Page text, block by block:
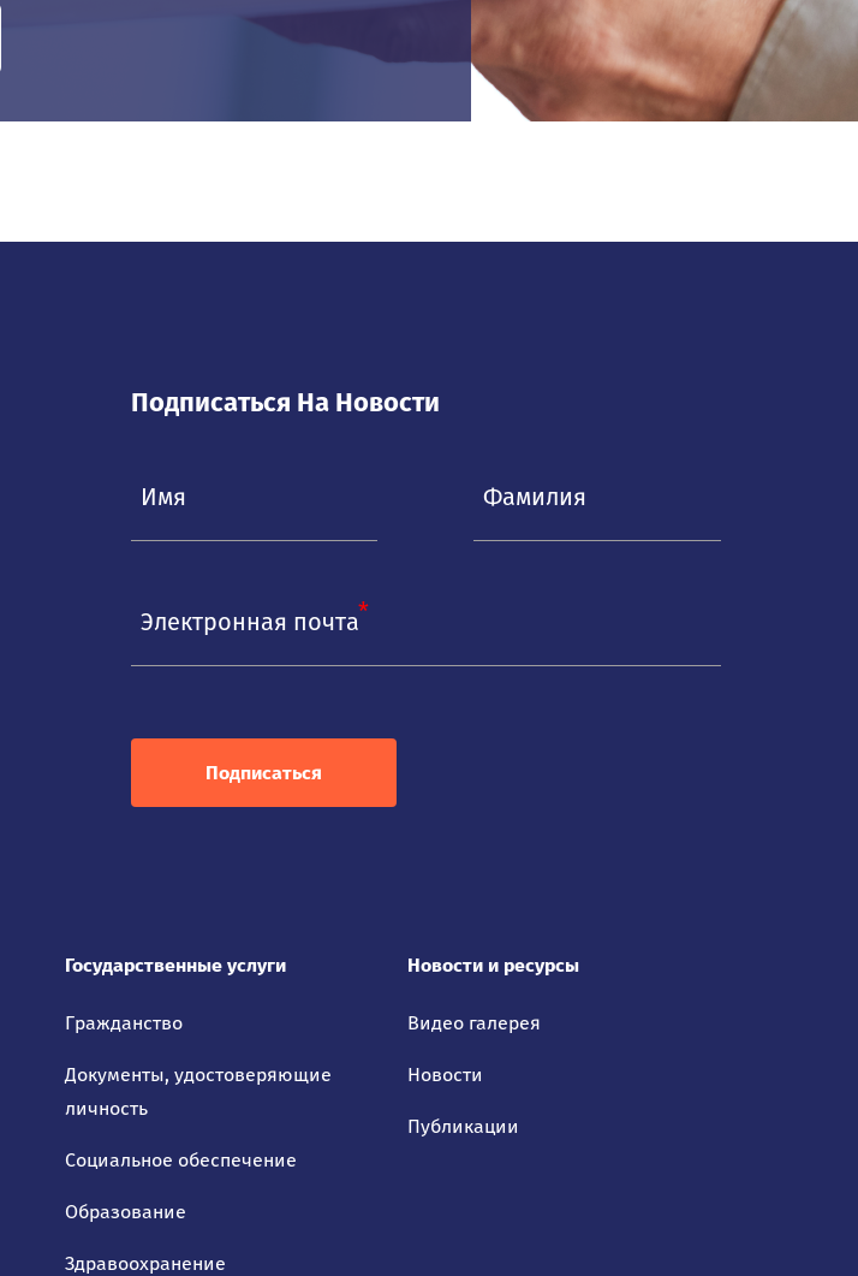
Подписаться На Новости
Электронная почта
Подписаться
Государственные услуги
Гражданство
Документы, удостоверяющие
личность
Социальное обеспечение
Образование
Здравоохранение
Новости и ресурсы
Видео галерея
Новости
Публикации